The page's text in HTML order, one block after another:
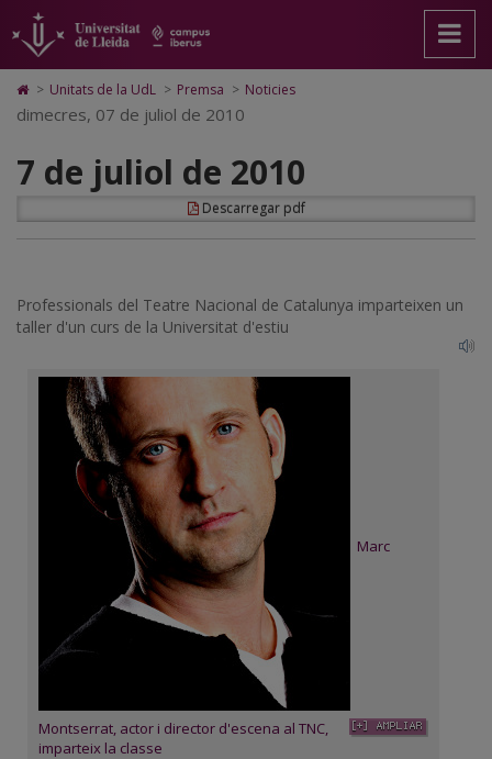
de
juliol
de
2010
pàgina
principal.
Universitat
Lleida
contingut
principal
Mapa
Web.
Universitat
Cerca
Accessibilitat.
Universitat
Lleida
Icono
de
Home
ir
a
página
de
> Unitats de la UdL > Premsa > Noticies
dimecres, 07 de juliol de 2010
7 de juliol de 2010
Descarregar pdf
Professionals del Teatre Nacional de Catalunya imparteixen un
taller d'un curs de la Universitat d'estiu
Marc
Montserrat, actor i director d'escena al TNC,
imparteix la classe